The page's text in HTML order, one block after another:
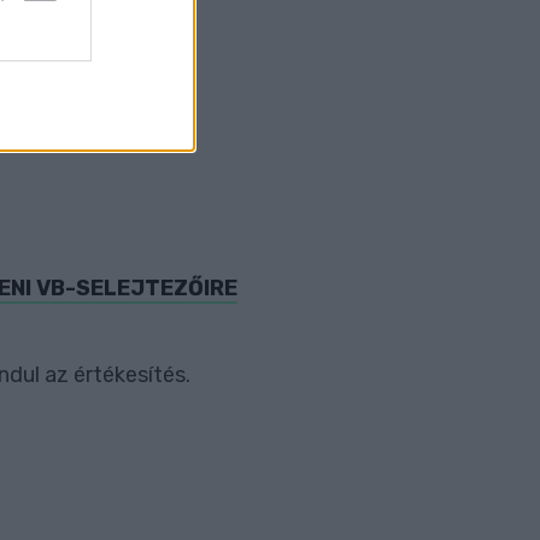
VB-SELEJTEZŐIRE
az értékesítés.